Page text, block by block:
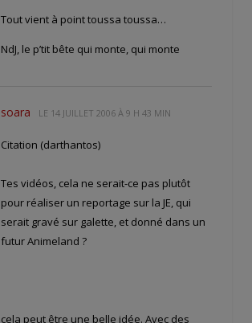
Tout vient à point toussa toussa…
NdJ, le p’tit bête qui monte, qui monte
soara LE 14 JUILLET 2006 À 9 H 43 MIN
Citation (darthantos)
Tes vidéos, cela ne serait-ce pas plutôt
pour réaliser un reportage sur la JE, qui
serait gravé sur galette, et donné dans un
futur Animeland ?
cela peut être une belle idée. Avec des